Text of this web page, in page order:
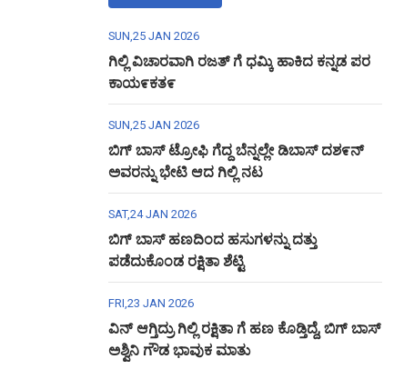
SUN,25 JAN 2026
ಗಿಲ್ಲಿ ವಿಚಾರವಾಗಿ ರಜತ್ ಗೆ ಧಮ್ಕಿ ಹಾಕಿದ ಕನ್ನಡ ಪರ
ಕಾಯ೯ಕತ೯
SUN,25 JAN 2026
ಬಿಗ್ ಬಾಸ್ ಟ್ರೋಫಿ ಗೆದ್ದ ಬೆನ್ನಲ್ಲೇ ಡಿಬಾಸ್ ದಶ೯ನ್
ಅವರನ್ನು ಭೇಟಿ ಆದ ಗಿಲ್ಲಿ ನಟ
SAT,24 JAN 2026
ಬಿಗ್ ಬಾಸ್ ಹಣದಿಂದ ಹಸುಗಳನ್ನು ದತ್ತು
ಪಡೆದುಕೊಂಡ ರಕ್ಷಿತಾ ಶೆಟ್ಟಿ
FRI,23 JAN 2026
ವಿನ್ ಆಗ್ತಿದ್ರು ಗಿಲ್ಲಿ ರಕ್ಷಿತಾ ಗೆ ಹಣ ಕೊಡ್ತಿದ್ದೆ, ಬಿಗ್ ಬಾಸ್
ಅಶ್ವಿನಿ ಗೌಡ ಭಾವುಕ ಮಾತು